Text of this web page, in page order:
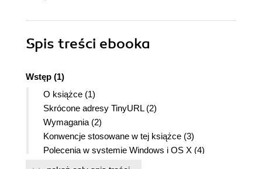
Spis treści ebooka
Wstęp (1)
O książce (1)
Skrócone adresy TinyURL (2)
Wymagania (2)
Konwencje stosowane w tej książce (3)
Polecenia w systemie Windows i OS X (4)
Instalowanie programu (5)